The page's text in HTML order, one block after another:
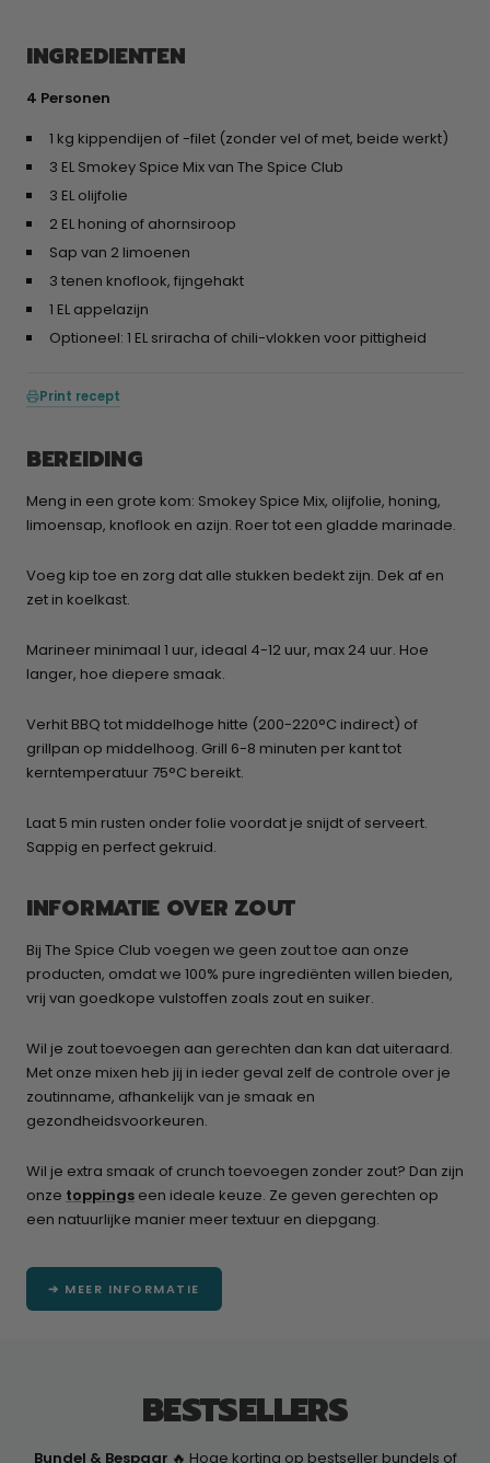
INGREDIENTEN
4 Personen
1 kg kippendijen of -filet (zonder vel of met, beide werkt)
3 EL Smokey Spice Mix van The Spice Club
3 EL olijfolie
2 EL honing of ahornsiroop
Sap van 2 limoenen
3 tenen knoflook, fijngehakt
1 EL appelazijn
Optioneel: 1 EL sriracha of chili-vlokken voor pittigheid
Print recept
BEREIDING
Meng in een grote kom: Smokey Spice Mix, olijfolie, honing,
limoensap, knoflook en azijn. Roer tot een gladde marinade.
Voeg kip toe en zorg dat alle stukken bedekt zijn. Dek af en
zet in koelkast.
Marineer minimaal 1 uur, ideaal 4-12 uur, max 24 uur. Hoe
langer, hoe diepere smaak.
Verhit BBQ tot middelhoge hitte (200-220°C indirect) of
grillpan op middelhoog. Grill 6-8 minuten per kant tot
kerntemperatuur 75°C bereikt.
Laat 5 min rusten onder folie voordat je snijdt of serveert.
Sappig en perfect gekruid.
INFORMATIE OVER ZOUT
Bij The Spice Club voegen we geen zout toe aan onze
producten, omdat we 100% pure ingrediënten willen bieden,
vrij van goedkope vulstoffen zoals zout en suiker.
Wil je zout toevoegen aan gerechten dan kan dat uiteraard.
Met onze mixen heb jij in ieder geval zelf de controle over je
zoutinname, afhankelijk van je smaak en
gezondheidsvoorkeuren.
Wil je extra smaak of crunch toevoegen zonder zout? Dan zijn
onze toppings een ideale keuze. Ze geven gerechten op
een natuurlijke manier meer textuur en diepgang.
➔ MEER INFORMATIE
BESTSELLERS
Bundel & Bespaar 🔥 Hoge korting op bestseller bundels of